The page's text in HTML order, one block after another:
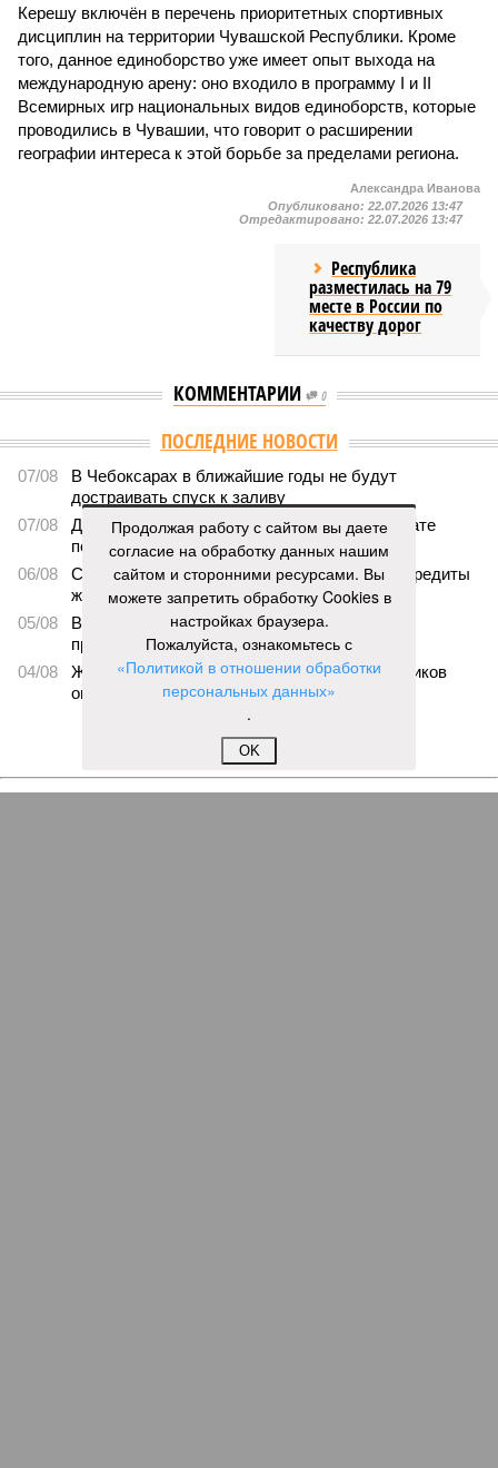
Керешу включён в перечень приоритетных спортивных
дисциплин на территории Чувашской Республики. Кроме
того, данное единоборство уже имеет опыт выхода на
международную арену: оно входило в программу I и II
Всемирных игр национальных видов единоборств, которые
проводились в Чувашии, что говорит о расширении
географии интереса к этой борьбе за пределами региона.
Александра Иванова
Опубликовано: 22.07.2026 13:47
Отредактировано: 22.07.2026 13:47
Республика
разместилась на 79
месте в России по
качеству дорог
КОММЕНТАРИИ 0
ПОСЛЕДНИЕ НОВОСТИ
07/08
В Чебоксарах в ближайшие годы не будут
достраивать спуск к заливу
07/08
Два предприятия выплатили долги по зарплате
после вмешательства прокуратуры
06/08
Суд аннулировал ошибочно оформленные кредиты
жителя Чебоксар
05/08
В Чебоксарах снесут 46 строений рядом с
проблемной «Кувшинкой»
04/08
Житель Екатеринбурга по указанию мошенников
ограбил квартиру в Чебоксарах
ЕЩЕ НОВОСТИ
Продолжая работу с сайтом вы даете
согласие на обработку данных нашим
сайтом и сторонними ресурсами. Вы
можете запретить обработку Cookies в
настройках браузера.
Пожалуйста, ознакомьтесь с
«Политикой в отношении обработки
персональных данных»
.
OK